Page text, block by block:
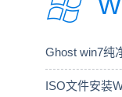
Ghost win7纯
ISO文件安装